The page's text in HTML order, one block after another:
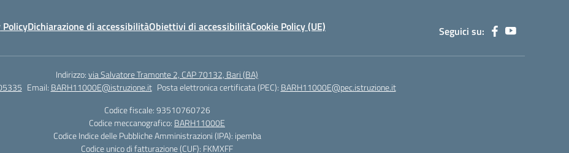
PolicyDichiarazione di accessibilitàObiettivi di accessibilitàCookie Policy (UE) Seguici su:
Indirizzo:via Salvatore Tramonte 2, CAP 70132, Bari (BA)
Email: BARH11000E@istruzione.it Posta elettronica certificata (PEC): BARH11000E@pec.istruzione.it
Codice fiscale: 93510760726
Codice meccanografico: BARH11000E
Codice Indice delle Pubbliche Amministrazioni (IPA): ipemba
Codice unico di fatturazione (CUF): FKMXFF